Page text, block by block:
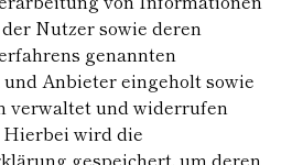
Nutzer sowie deren
genannten
Anbieter eingeholt sowie
verwaltet und widerrufen
Hierbei wird die
gespeichert, um deren